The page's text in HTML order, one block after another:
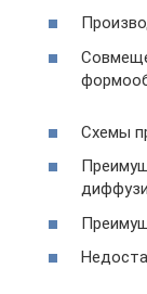
Схемы